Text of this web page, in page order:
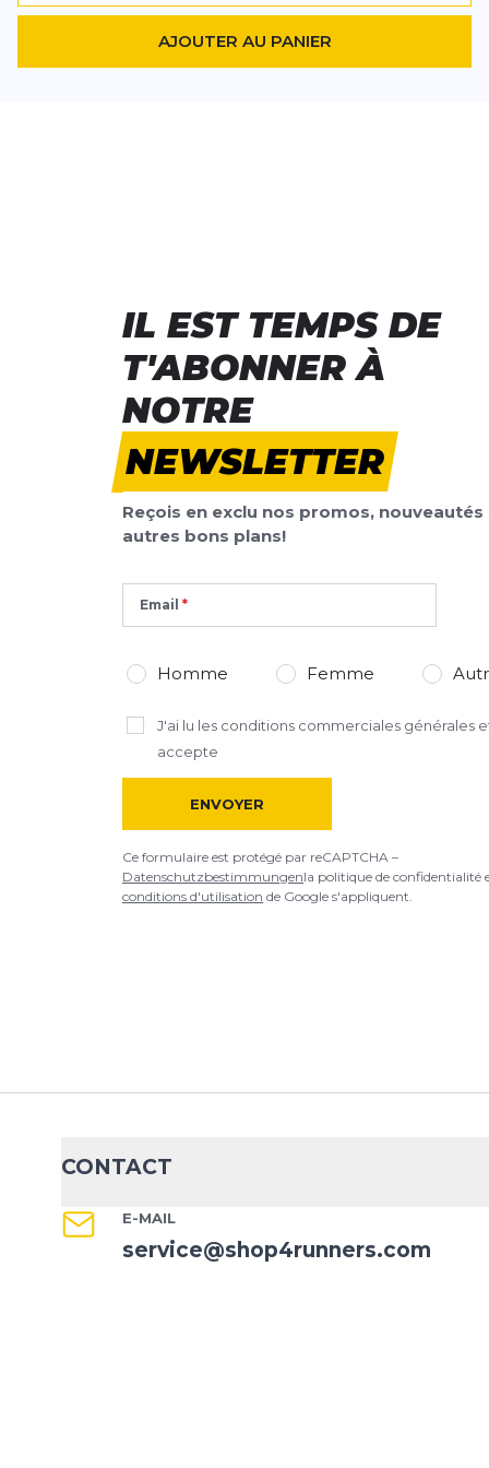
AJOUTER AU PANIER
IL EST TEMPS DE
T'ABONNER À
NOTRE
NEWSLETTER
Reçois en exclu nos promos, nouveautés
autres bons plans!
Email
Homme Femme
J'ai lu les conditions commerciales générales
accepte
ENVOYER
Ce formulaire est protégé par reCAPTCHA –
Datenschutzbestimmungenla politique de confidentialité
conditions d'utilisation de Google s'appliquent.
CONTACT
E-MAIL
service@shop4runners.com